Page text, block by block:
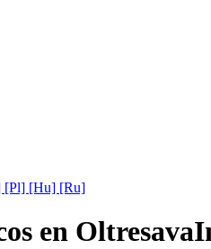
[Pl] [Hu] [Ru]
en